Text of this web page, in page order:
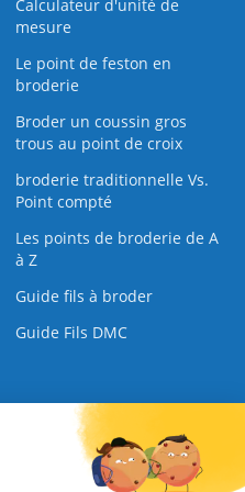
Calculateur d'unité de
mesure
Le point de feston en
broderie
Broder un coussin gros
trous au point de croix
broderie traditionnelle Vs.
Point compté
Les points de broderie de A
à Z
Guide fils à broder
Guide Fils DMC